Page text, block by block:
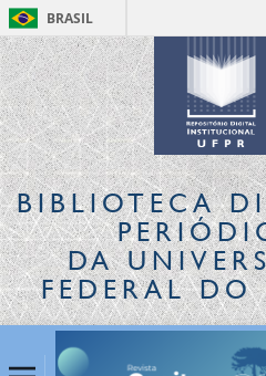
BRASIL
BIBLIOTECA
DA
FEDERAL DO